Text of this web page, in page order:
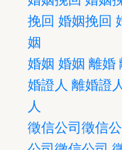
挽回 婚姻挽回
姻
婚姻 婚姻 離婚
婚證人 離婚證
人
徵信公司徵信